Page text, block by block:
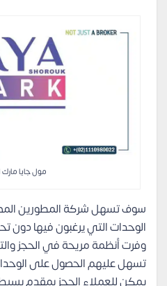
مول جايا
سوف تسهل شركة المطورين
الوحدات التي يرغبون فيها دون
وفرت أنظمة مريحة في الحجز
تسهل عليهم الحصول على
يمكن للعملاء الحجز بمقدم